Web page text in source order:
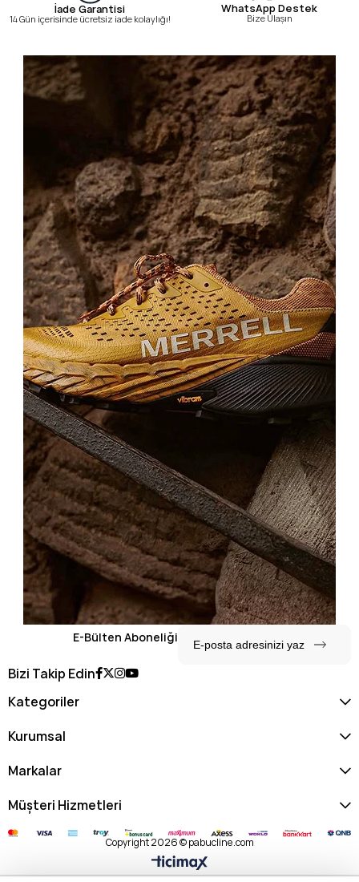
İade Garantisi
14 Gün içerisinde ücretsiz iade kolaylığı!
WhatsApp Destek
Bize Ulaşın
E-Bülten Aboneliği
Bizi Takip Edin
Kategoriler
Kurumsal
Markalar
Müşteri Hizmetleri
Copyright 2026 © pabucline.com